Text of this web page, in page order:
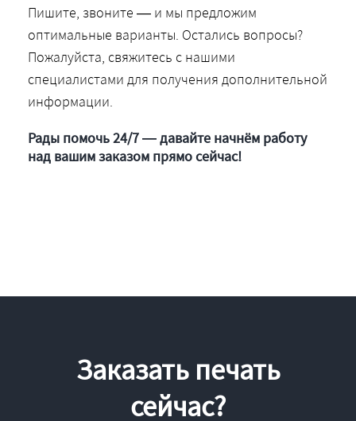
Пишите, звоните — и мы предложим
оптимальные варианты. Остались вопросы?
Пожалуйста, свяжитесь с нашими
специалистами для получения дополнительной
информации.
Рады помочь 24/7 — давайте начнём работу
над вашим заказом прямо сейчас!
Заказать печать
сейчас?